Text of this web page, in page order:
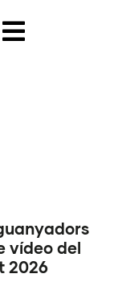
vídeo del
2026